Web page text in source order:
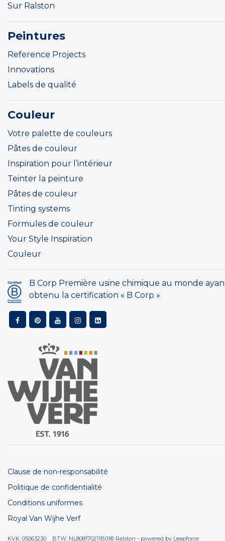
Sur Ralston
Peintures
Reference Projects
Innovations
Labels de qualité
Couleur
Votre palette de couleurs
Pâtes de couleur
Inspiration pour l’intérieur
Teinter la peinture
Pâtes de couleur
Tinting systems
Formules de couleur
Your Style Inspiration
Couleur
B Corp Première usine chimique au monde
obtenu la certification « B Corp »
Clause de non-responsabilité
Politique de confidentialité
Conditions uniformes
Royal Van Wijhe Verf
KVK: 05063230 BTW: NL808170211B01© Ralston - powered by Leapforce